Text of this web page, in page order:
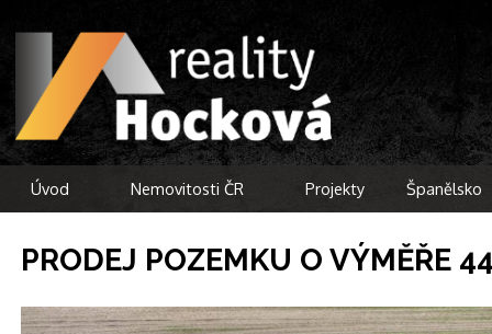
Úvod Nemovitosti ČR Projekty Španělsko
PRODEJ POZEMKU O VÝMĚŘE